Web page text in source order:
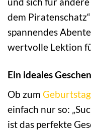
dem
spannendes
wertvolle Lektion
Ein ideales
Ob zum Geburtstag
einfach nur so:
ist das perfekte